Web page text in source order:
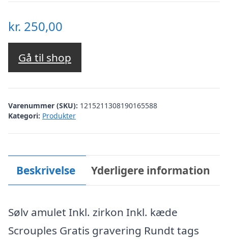
kr. 250,00
Gå til shop
Varenummer (SKU): 1215211308190165588
Kategori: Produkter
Beskrivelse Yderligere information
Sølv amulet Inkl. zirkon Inkl. kæde
Scrouples Gratis gravering Rundt tags